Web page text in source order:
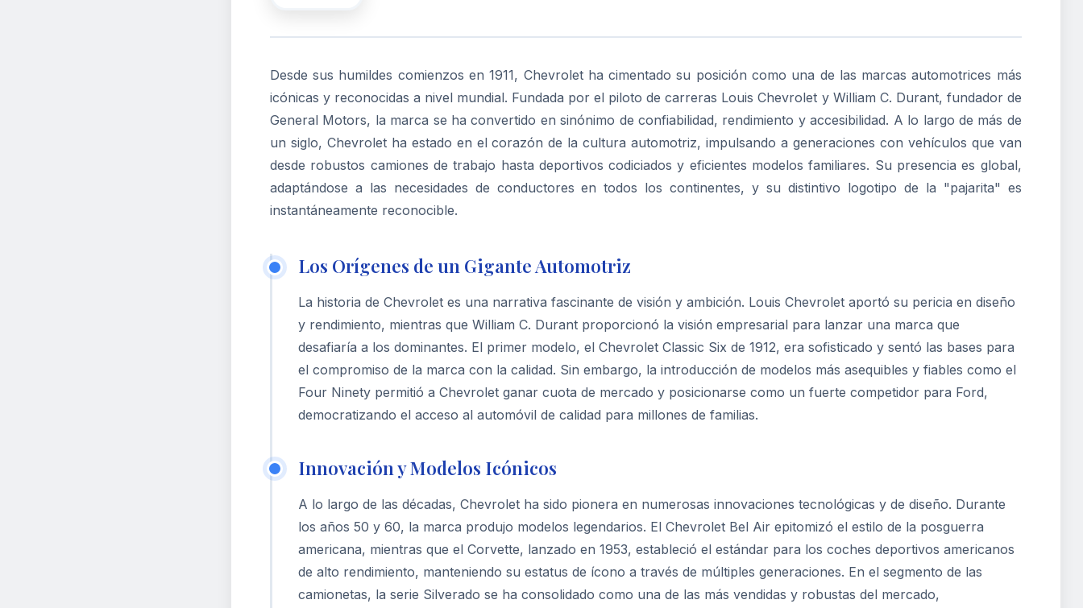
Desde sus humildes comienzos en 1911, Chevrolet ha cimentado su posición como una de las marcas automotrices más
icónicas y reconocidas a nivel mundial. Fundada por el piloto de carreras Louis Chevrolet y William C. Durant, fundador de
General Motors, la marca se ha convertido en sinónimo de confiabilidad, rendimiento y accesibilidad. A lo largo de más de
un siglo, Chevrolet ha estado en el corazón de la cultura automotriz, impulsando a generaciones con vehículos que van
desde robustos camiones de trabajo hasta deportivos codiciados y eficientes modelos familiares. Su presencia es global,
adaptándose a las necesidades de conductores en todos los continentes, y su distintivo logotipo de la "pajarita" es
instantáneamente reconocible.
Los Orígenes de un Gigante Automotriz
La historia de Chevrolet es una narrativa fascinante de visión y ambición. Louis Chevrolet aportó su pericia en diseño
y rendimiento, mientras que William C. Durant proporcionó la visión empresarial para lanzar una marca que
desafiaría a los dominantes. El primer modelo, el Chevrolet Classic Six de 1912, era sofisticado y sentó las bases para
el compromiso de la marca con la calidad. Sin embargo, la introducción de modelos más asequibles y fiables como el
Four Ninety permitió a Chevrolet ganar cuota de mercado y posicionarse como un fuerte competidor para Ford,
democratizando el acceso al automóvil de calidad para millones de familias.
Innovación y Modelos Icónicos
A lo largo de las décadas, Chevrolet ha sido pionera en numerosas innovaciones tecnológicas y de diseño. Durante
los años 50 y 60, la marca produjo modelos legendarios. El Chevrolet Bel Air epitomizó el estilo de la posguerra
americana, mientras que el Corvette, lanzado en 1953, estableció el estándar para los coches deportivos americanos
de alto rendimiento, manteniendo su estatus de ícono a través de múltiples generaciones. En el segmento de las
camionetas, la serie Silverado se ha consolidado como una de las más vendidas y robustas del mercado,